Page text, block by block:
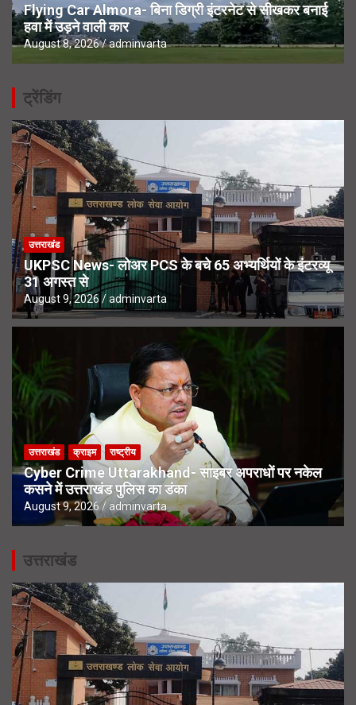
Flying Car Almora- बिना डिग्री इंटरनेट से सीखकर बनाई
हवा में उड़ने वाली कार
August 8, 2026 adminvarta
ट्रेंडिंग
उत्तराखंड
UKPSC News- लोअर PCS के बचे 65 अभ्यर्थियों के इंटरव्यू
31 अगस्त से
August 9, 2026 adminvarta
उत्तराखंड क्राइम राष्ट्रीय
Cyber Crime Uttarakhand- साइबर अपराधों पर नकेल
कसने में उत्तराखंड पुलिस का डंका
August 9, 2026 adminvarta
उत्तराखंड